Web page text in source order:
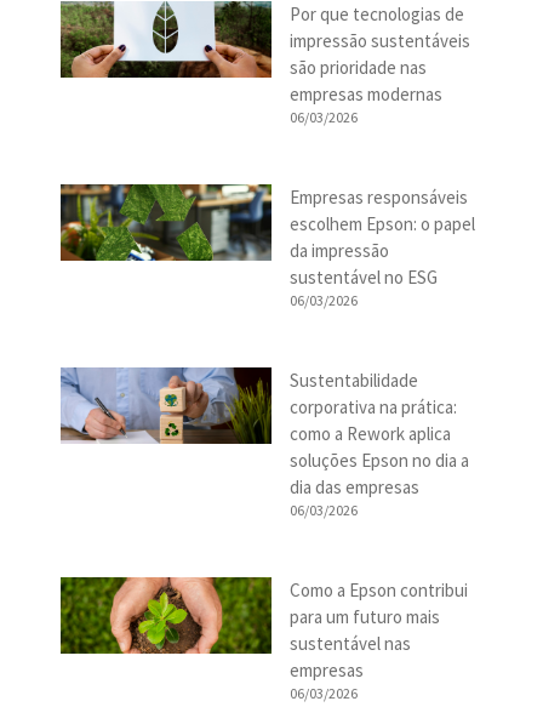
Por que tecnologias de
impressão sustentáveis
são prioridade nas
empresas modernas
06/03/2026
Empresas responsáveis
escolhem Epson: o papel
da impressão
sustentável no ESG
06/03/2026
Sustentabilidade
corporativa na prática:
como a Rework aplica
soluções Epson no dia a
dia das empresas
06/03/2026
Como a Epson contribui
para um futuro mais
sustentável nas
empresas
06/03/2026